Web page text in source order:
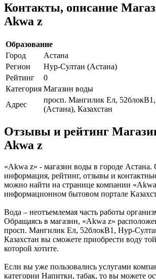
Контакты, описание
Akwa z
Образование
Город
Астана
Регион
Нур-Султан (Астана)
Рейтинг
0
Категория Магазин воды
Адрес
просп. Мангилик Ел,
(Астана), Казахстан
Отзывы и рейтинг
Akwa z
«Akwa z» - магазин воды в городе Астана.
информация, рейтинг, отзывы и
можно найти на странице компании
информационном бытовом портале
Вода – неотъемлемая часть работы
Обращаясь в магазин, «Akwa z»
просп. Мангилик Ел, 52блокВ1, Нур-
Казахстан вы сможете приобрести воду
которой хотите.
Если вы уже пользовались услугами
категории Напитки, табак, то вы можете